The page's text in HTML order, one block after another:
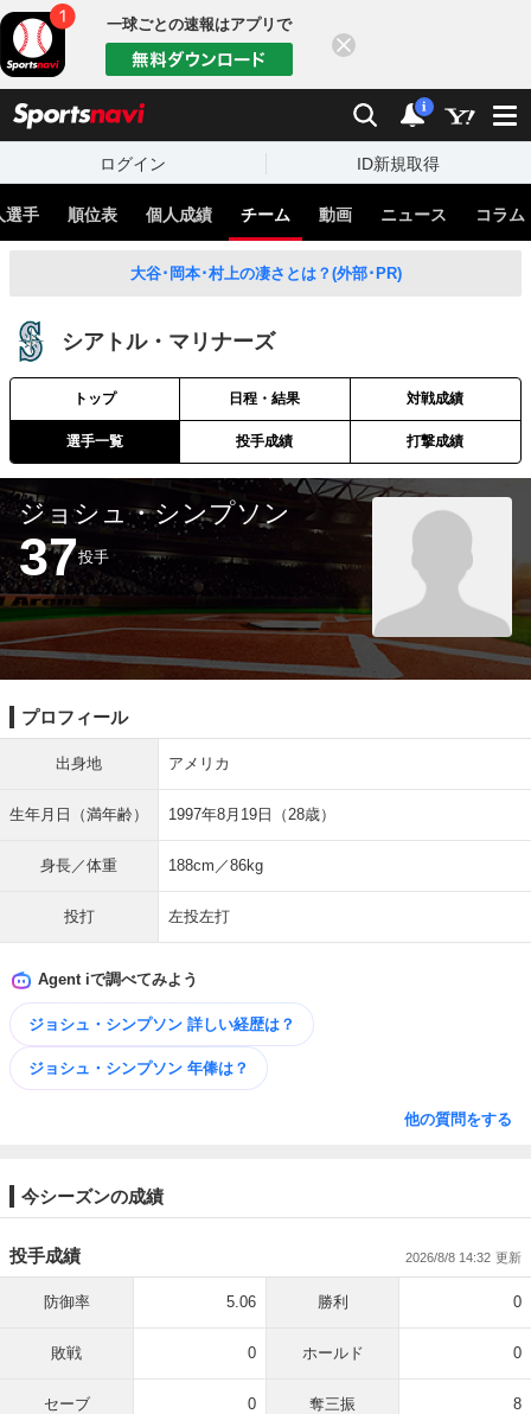
一球ごとの速報はアプリで
検索 通知
i
ログイン ID新規取得
選手 順位表 個人成績 チーム 動画 ニュース コラム
大谷･岡本･村上の凄さとは？(外部･PR)
シアトル・マリナーズ
トップ 日程・結果 対戦成績
選手一覧 投手成績 打撃成績
ジョシュ・シンプソン
37投手
プロフィール
出身地 アメリカ
生年月日（満年齢） 1997年8月19日（28歳）
身長／体重 188cm／86kg
投打 左投左打
Agent iで調べてみよう
ジョシュ・シンプソン 詳しい​経歴は？
ジョシュ・シンプソン 年俸は？
他の質問をする
今シーズンの成績
投手成績 2026/8/8 14:32
防御率 5.06 勝利 0
敗戦 0 ホールド 0
セーブ 0 奪三振 8